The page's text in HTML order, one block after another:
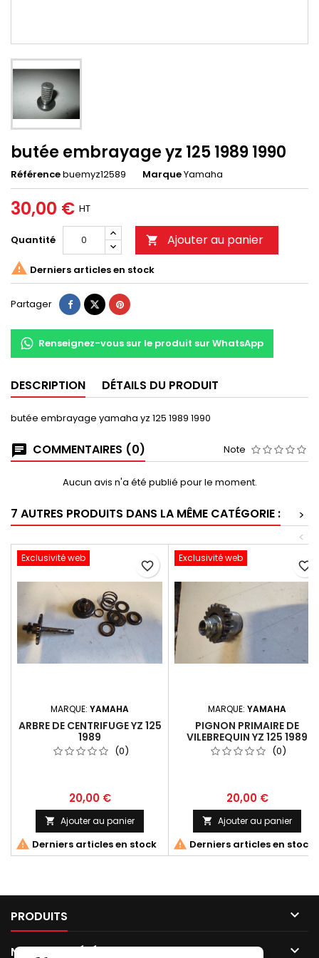
butée embrayage yz 125 1989 1990
Référencebuemyz12589 MarqueYamaha
30,00 € HT
Quantité  Ajouter au panier
 Derniers articles en stock
Partager
Renseignez-vous sur le produit sur WhatsApp
DESCRIPTION DÉTAILS DU PRODUIT
butée embrayage yamaha yz 125 1989 1990
COMMENTAIRES (0) Note
Aucun avis n'a été publié pour le moment.
7 AUTRES PRODUITS DANS LA MÊME CATÉGORIE :
>
<
Exclusivité web
MARQUE: YAMAHA
ARBRE DE CENTRIFUGE YZ 125
1989
(0)
20,00 €
 Ajouter au panier
 Derniers articles en stock
favorite_border
Exclusivité web
MARQUE: YAMAHA
PIGNON PRIMAIRE DE
VILEBREQUIN YZ 125 1989
(0)
20,00 €
 Ajouter au panier
 Derniers articles en stock
favorite_border
PRODUITS 
NOTRE SOCIÉTÉ 